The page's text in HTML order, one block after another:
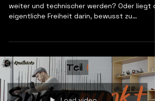
Oldschool Vibes mit der
Centrepin
eigentliche Freiheit darin, bewusst zu
reduzieren? Dieser Artikel beschreibt meinen
Weg zurück zur Centrepin – nicht als
nostalgische Flucht, sondern als moderne